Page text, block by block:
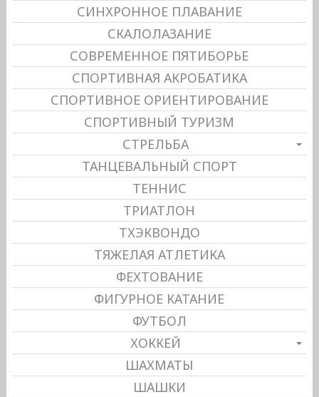
СИНХРОННОЕ ПЛАВАНИЕ
СКАЛОЛАЗАНИЕ
СОВРЕМЕННОЕ ПЯТИБОРЬЕ
СПОРТИВНАЯ АКРОБАТИКА
СПОРТИВНОЕ ОРИЕНТИРОВАНИЕ
СПОРТИВНЫЙ ТУРИЗМ
СТРЕЛЬБА
ТАНЦЕВАЛЬНЫЙ СПОРТ
ТЕННИС
ТРИАТЛОН
ТХЭКВОНДО
ТЯЖЕЛАЯ АТЛЕТИКА
ФЕХТОВАНИЕ
ФИГУРНОЕ КАТАНИЕ
ФУТБОЛ
ХОККЕЙ
ШАХМАТЫ
ШАШКИ